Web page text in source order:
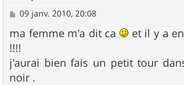
M
s
s
a
g
e
09 janv. 2010, 20:08
ma femme m'a dit ca
et il y a
!!!!
j'aurai bien fais un petit tour
noir .